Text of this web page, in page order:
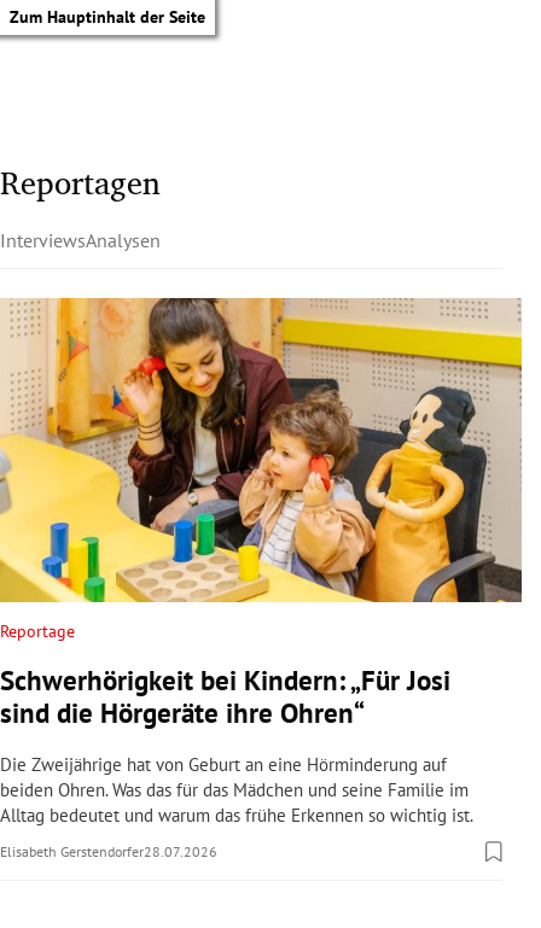
Zum Hauptinhalt der Seite
Untermenü
Untermenü
Untermenü
Untermenü
Untermenü
Untermenü
Reportagen
InterviewsAnalysen
Reportage
Schwerhörigkeit bei Kindern: „Für Josi
sind die Hörgeräte ihre Ohren“
Die Zweijährige hat von Geburt an eine Hörminderung auf
beiden Ohren. Was das für das Mädchen und seine Familie im
Alltag bedeutet und warum das frühe Erkennen so wichtig ist.
Elisabeth Gerstendorfer28.07.2026